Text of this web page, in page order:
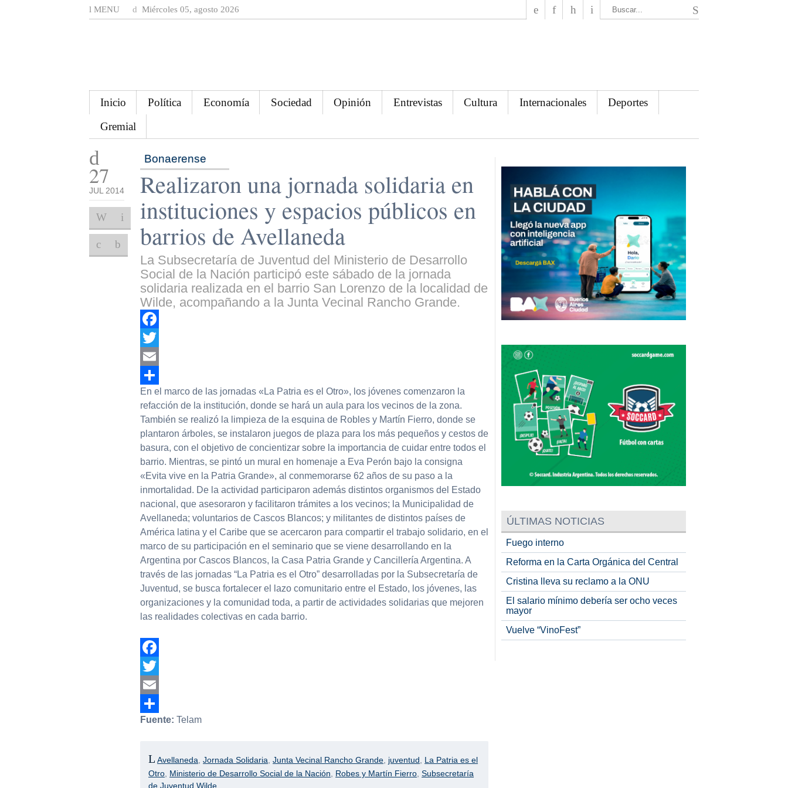
MENU Miércoles 05, agosto 2026
Inicio Política Economía Sociedad Opinión Entrevistas Cultura Internacionales
Deportes
Gremial
27
JUL 2014
Bonaerense
Realizaron una jornada solidaria en
instituciones y espacios públicos en
barrios de Avellaneda
La Subsecretaría de Juventud del Ministerio de Desarrollo
Social de la Nación participó este sábado de la jornada
solidaria realizada en el barrio San Lorenzo de la localidad de
Wilde, acompañando a la Junta Vecinal Rancho Grande.
Facebook
Twitter
Email
Compartir
En el marco de las jornadas «La Patria es el Otro», los jóvenes comenzaron la
refacción de la institución, donde se hará un aula para los vecinos de la zona.
También se realizó la limpieza de la esquina de Robles y Martín Fierro, donde se
plantaron árboles, se instalaron juegos de plaza para los más pequeños y cestos de
basura, con el objetivo de concientizar sobre la importancia de cuidar entre todos el
barrio. Mientras, se pintó un mural en homenaje a Eva Perón bajo la consigna
«Evita vive en la Patria Grande», al conmemorarse 62 años de su paso a la
inmortalidad. De la actividad participaron además distintos organismos del Estado
nacional, que asesoraron y facilitaron trámites a los vecinos; la Municipalidad de
Avellaneda; voluntarios de Cascos Blancos; y militantes de distintos países de
América latina y el Caribe que se acercaron para compartir el trabajo solidario, en el
marco de su participación en el seminario que se viene desarrollando en la
Argentina por Cascos Blancos, la Casa Patria Grande y Cancillería Argentina. A
través de las jornadas “La Patria es el Otro” desarrolladas por la Subsecretaría de
Juventud, se busca fortalecer el lazo comunitario entre el Estado, los jóvenes, las
organizaciones y la comunidad toda, a partir de actividades solidarias que mejoren
las realidades colectivas en cada barrio.
Facebook
Twitter
Email
Compartir
Fuente: Telam
Avellaneda ,Jornada Solidaria ,Junta Vecinal Rancho Grande juventud
La Patria es el
Otro Ministerio de Desarrollo Social de la Nación Robes y Martín Fierro ,Subsecretaría
de Juventud Wilde
ÚLTIMAS NOTICIAS
Fuego interno
Reforma en la Carta Orgánica del Central
Cristina lleva su reclamo a la ONU
El salario mínimo debería ser ocho veces
mayor
Vuelve “VinoFest”